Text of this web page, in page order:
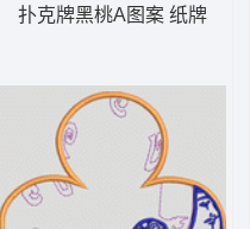
扑克牌黑桃A图案 纸牌